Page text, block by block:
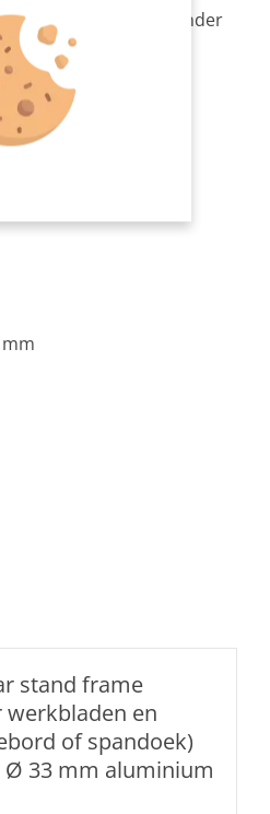
wordt geleverd zonder
stand frame
werkbladen en
of spandoek)
Ø 33 mm aluminium